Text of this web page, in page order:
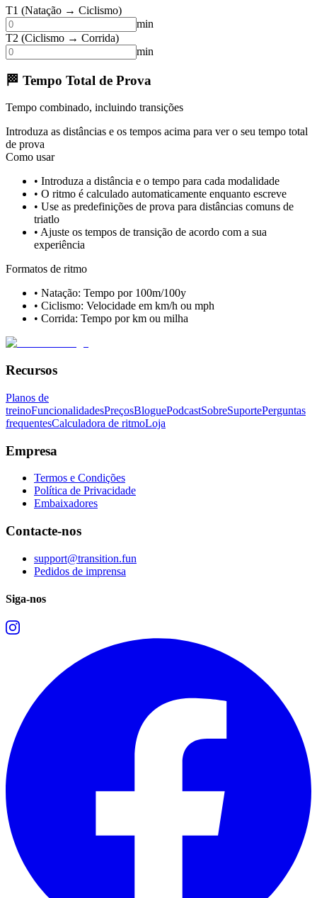
T1 (Natação → Ciclismo)
min
T2 (Ciclismo → Corrida)
min
🏁 Tempo Total de Prova
Tempo combinado, incluindo transições
Introduza as distâncias e os tempos acima para ver o seu tempo total
de prova
Como usar
• Introduza a distância e o tempo para cada modalidade
• O ritmo é calculado automaticamente enquanto escreve
• Use as predefinições de prova para distâncias comuns de
triatlo
• Ajuste os tempos de transição de acordo com a sua
experiência
Formatos de ritmo
• Natação: Tempo por 100m/100y
• Ciclismo: Velocidade em km/h ou mph
• Corrida: Tempo por km ou milha
Recursos
Planos de
treinoFuncionalidadesPreçosBloguePodcastSobreSuportePerguntas
frequentesCalculadora de ritmoLoja
Empresa
Termos e Condições
Política de Privacidade
Embaixadores
Contacte-nos
support@transition.fun
Pedidos de imprensa
Siga-nos